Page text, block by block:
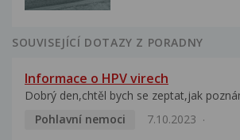
SOUVISEJÍCÍ DOTAZY Z PORADNY
Informace o HPV virech
Dobrý den,chtěl bych se zeptat,jak
Pohlavní nemoci
7.10.2023